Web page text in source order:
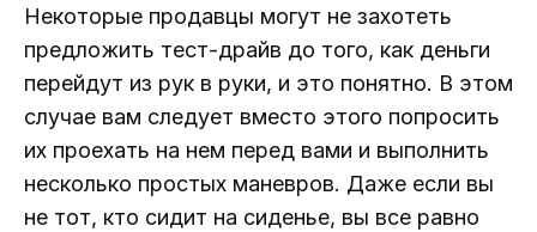
Некоторые продавцы могут не захотеть
предложить тест-драйв до того, как деньги
перейдут из рук в руки, и это понятно. В этом
случае вам следует вместо этого попросить
их проехать на нем перед вами и выполнить
несколько простых маневров. Даже если вы
не тот, кто сидит на сиденье, вы все равно